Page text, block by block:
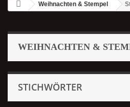
Weihnachten & Stempel
WEIHNACHTEN &
STICHWÖRTER